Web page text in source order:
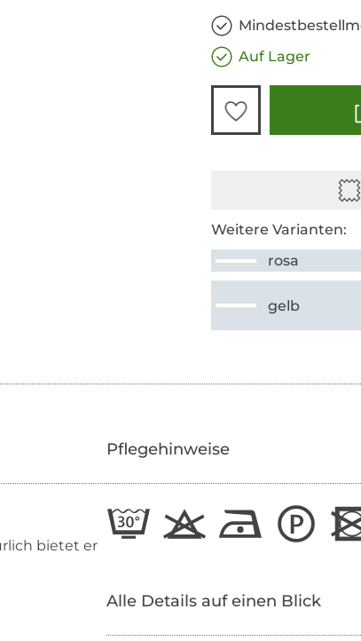
Auf Lager
Weitere Varianten:
rosa
gelb
bietet er
Pflegehinweise
Alle Details auf einen Blick